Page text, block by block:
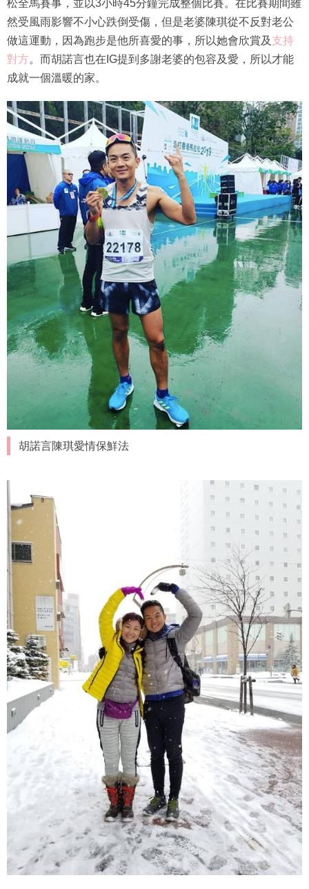
松全馬賽事，並以3小時45分鐘完成整個比賽。在比賽期間雖
然受風雨影響不小心跌倒受傷，但是老婆陳琪從不反對老公
做這運動，因為跑步是他所喜愛的事，所以她會欣賞及 支持
對方。而胡諾言也在IG提到多謝老婆的包容及愛，所以才能
成就一個溫暖的家。
胡諾言陳琪愛情保鮮法